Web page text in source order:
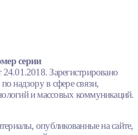
серии
Зарегистрировано
надзору в сфере связи,
и массовых коммуникаций.
опубликованные на сайте,